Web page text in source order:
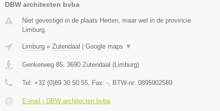
DBW architecten bvba
Niet gevestigd in de plaats Herten, maar wel in de provincie
Limburg.
Limburg » Zutendaal Google maps ▼
Genkerweg 85, 3690 Zutendaal (Limburg)
Tel: +32 (0)89 30 50 55, Fax: -, BTW-nr: 0895902589
E-mail › DBW architecten bvba